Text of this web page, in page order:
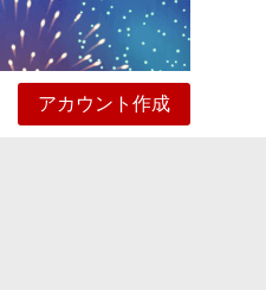
アカウント作成